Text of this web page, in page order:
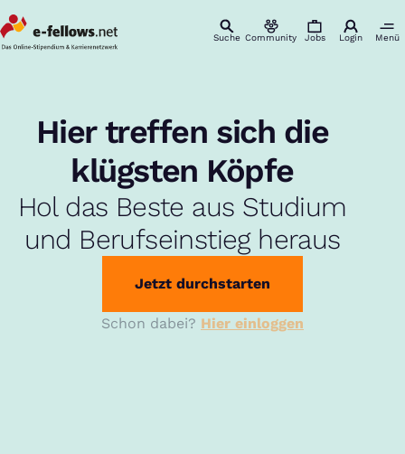
Suche Community Jobs Login Menü
Hier treffen sich die
klügsten Köpfe
Hol das Beste aus Studium
und Berufseinstieg heraus
Jetzt durchstarten
Schon dabei? Hier einloggen